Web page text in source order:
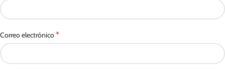
Correo electrónico*